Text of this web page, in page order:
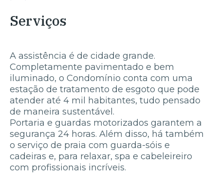
Serviços
A assistência é de cidade grande.
Completamente pavimentado e bem
iluminado, o Condomínio conta com uma
estação de tratamento de esgoto que pode
atender até 4 mil habitantes, tudo pensado
de maneira sustentável.
Portaria e guardas motorizados garantem a
segurança 24 horas. Além disso, há também
o serviço de praia com guarda-sóis e
cadeiras e, para relaxar, spa e cabeleireiro
com profissionais incríveis.